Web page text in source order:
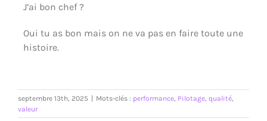
J’ai bon chef ?
Oui tu as bon mais on ne va pas en faire toute une
histoire.
septembre 13th, 2025 Mots-clés : performance, Pilotage, qualité,
valeur